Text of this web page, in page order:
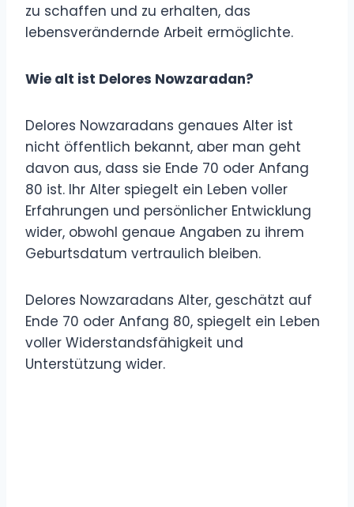
zu schaffen und zu erhalten, das
lebensverändernde Arbeit ermöglichte.
Wie alt ist Delores Nowzaradan?
Delores Nowzaradans genaues Alter ist
nicht öffentlich bekannt, aber man geht
davon aus, dass sie Ende 70 oder Anfang
80 ist. Ihr Alter spiegelt ein Leben voller
Erfahrungen und persönlicher Entwicklung
wider, obwohl genaue Angaben zu ihrem
Geburtsdatum vertraulich bleiben.
Delores Nowzaradans Alter, geschätzt auf
Ende 70 oder Anfang 80, spiegelt ein Leben
voller Widerstandsfähigkeit und
Unterstützung wider.